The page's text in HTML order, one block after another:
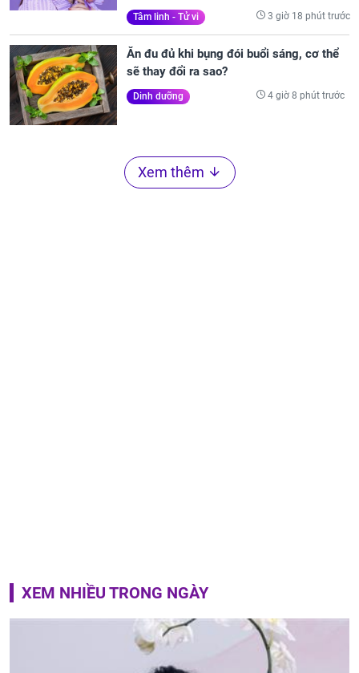
Tâm linh - Tử vi 3 giờ 18 phút trước
Ăn đu đủ khi bụng đói buổi sáng, cơ thể
sẽ thay đổi ra sao?
Dinh dưỡng 4 giờ 8 phút trước
Xem thêm
XEM NHIỀU TRONG NGÀY